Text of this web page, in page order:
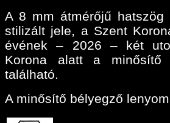
A 8 mm átmérőjű hatszög
stilizált jele, a Szent
évének – 2026 – két
Korona alatt a minősítő
található.
A minősítő bélyegző